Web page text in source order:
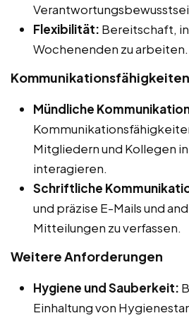
Flexibilität: Bereitschaft,
Wochenenden zu arbeiten.
Kommunikationsfähigkeiten
Mündliche
Mitgliedern und Kollegen
interagieren.
Schriftliche
und präzise E-Mails und
Mitteilungen zu verfassen.
Weitere Anforderungen
Hygiene und Sauberkeit:
Einhaltung von